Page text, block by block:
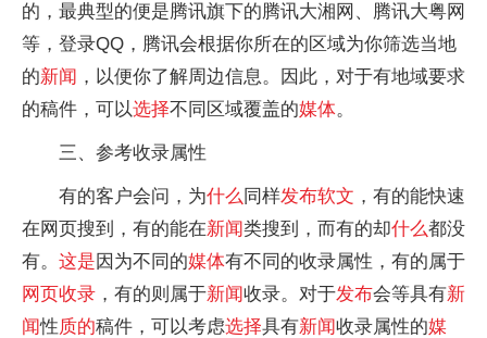
的，最典型的便是腾讯旗下的腾讯大湘网、腾讯大粤网
等，登录QQ，腾讯会根据你所在的区域为你筛选当地
的新闻 ，以便你了解周边信息。因此，对于有地域要求
的稿件，可以选择不同区域覆盖的媒体。
三、参考收录属性
有的客户会问，为什么同样发布软文 ，有的能快速
在网页搜到，有的能在新闻类搜到，而有的却什么都没
有。 这是因为不同的媒体有不同的收录属性，有的属于
网页收录 ，有的则属于新闻收录。对于发布会等具有新
闻性质的稿件，可以考虑选择具有新闻收录属性的媒